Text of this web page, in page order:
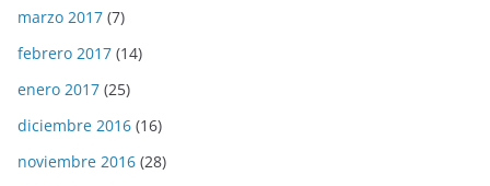
marzo 2017 (7)
febrero 2017 (14)
enero 2017 (25)
diciembre 2016 (16)
noviembre 2016 (28)